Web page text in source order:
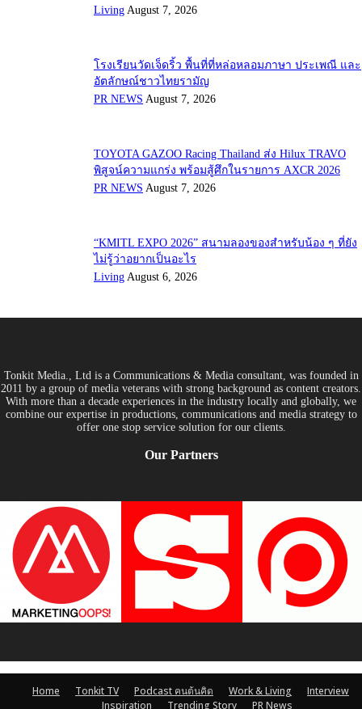
Living August 7, 2026
โรงเรียนวัดเจ็ดริ้ว พื้นที่ที่หล่อหลอมภาษา ประเพณี และ
อัตลักษณ์ชาวไทยรามัญ
PR NEWS August 7, 2026
TOYOTA GAZOO Racing Thailand ส่ง Hilux TRAVO
พิสูจน์ความแกร่ง พร้อมสู้ศึกในรายการ AXCR 2026
PR NEWS August 7, 2026
“KMITL EXPO 2026” สนามลองของสำหรับน้อง ๆ ที่ยัง
ไม่รู้ว่าอยากเป็นอะไร
Living August 6, 2026
Tonkit Media., Ltd is a Communications & Media consultant, was founded in
2011 by a group of media veterans with strong background as content creators.
With more than a decade experiences in the industry locally and globally, we
combine our expertise in productions, communications and media strategy to
offer one stop service solution for our clients.
Our Partners
Home Tonkit TV Podcast คนต้นคิด Work & Living
Interview
Inspiration
Trending Story PR News